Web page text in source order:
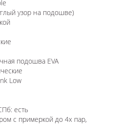
узор на подошве)
подошва EVA
Low
есть
с примеркой до 4х пар,